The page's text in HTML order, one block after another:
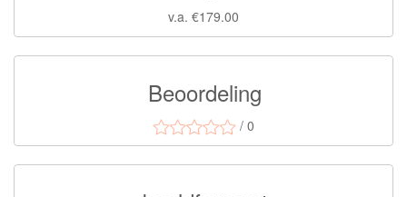
v.a. €179.00
Beoordeling
/ 0